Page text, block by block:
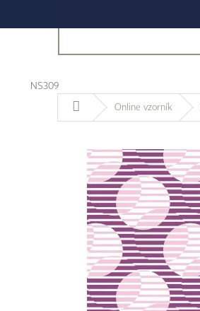
NS309
Domů Online vzorník